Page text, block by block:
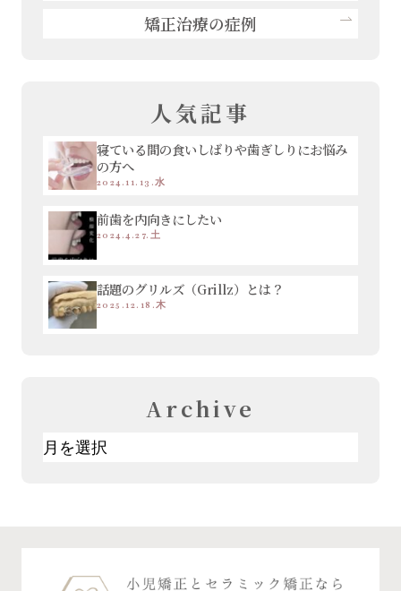
矯正治療の症例
人気記事
寝ている間の食いしばりや歯ぎしりにお悩み
の方へ
2024.11.13.水
前歯を内向きにしたい
2024.4.27.土
話題のグリルズ（Grillz）とは？
2025.12.18.木
Archive
ア